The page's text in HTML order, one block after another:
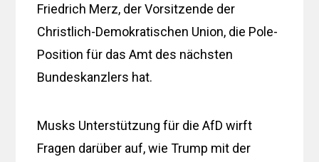
Friedrich Merz, der Vorsitzende der
Christlich-Demokratischen Union, die Pole-
Position für das Amt des nächsten
Bundeskanzlers hat.
Musks Unterstützung für die AfD wirft
Fragen darüber auf, wie Trump mit der